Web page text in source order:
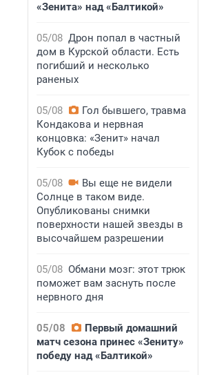
«Зенита» над «Балтикой»
05/08 Дрон попал в частный
дом в Курской области. Есть
погибший и несколько
раненых
05/08
Гол бывшего, травма
Кондакова и нервная
концовка: «Зенит» начал
Кубок с победы
05/08
Вы еще не видели
Солнце в таком виде.
Опубликованы снимки
поверхности нашей звезды в
высочайшем разрешении
05/08 Обмани мозг: этот трюк
поможет вам заснуть после
нервного дня
05/08
Первый домашний
матч сезона принес «Зениту»
победу над «Балтикой»